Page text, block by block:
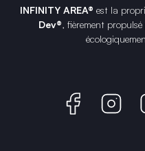
INFINITY AREA® est la
Dev®, fièrement